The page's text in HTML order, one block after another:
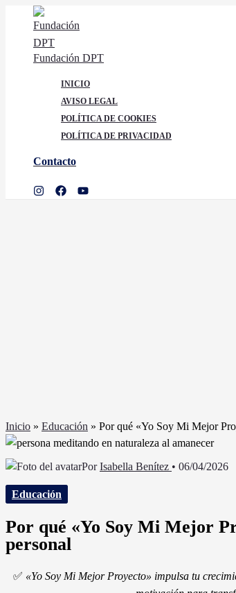
contenido
Fundación DPT
INICIO
AVISO LEGAL
POLÍTICA DE COOKIES
POLÍTICA DE PRIVACIDAD
Contacto
Inicio » Educación » Por qué «Yo Soy Mi Mejor
PorIsabella Benítez • 06/04/2026
Educación
Por qué «Yo Soy Mi Mejor
personal
✅ «Yo Soy Mi Mejor Proyecto» impulsa tu